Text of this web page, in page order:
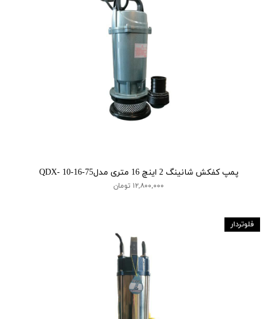
پمپ کفکش شانینگ 2 اینچ 16 متری مدلQDX- 10-16-75
۱۲,۸۰۰,۰۰۰ تومان
فلوتردار